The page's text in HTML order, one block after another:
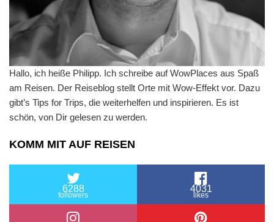
Hallo, ich heiße Philipp. Ich schreibe auf WowPlaces aus Spaß
am Reisen. Der Reiseblog stellt Orte mit Wow-Effekt vor. Dazu
gibt’s Tips for Trips, die weiterhelfen und inspirieren. Es ist
schön, von Dir gelesen zu werden.
KOMM MIT AUF REISEN
6288
followers
4031
likes